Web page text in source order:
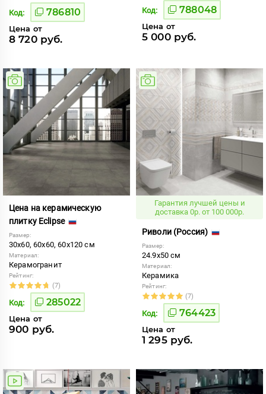
Код: 786810
Цена от
8 720 руб.
Код: 788048
Цена от
5 000 руб.
Цена на керамическую
плитку Eclipse
Размер:
30x60, 60x60, 60x120 см
Материал:
Керамогранит
Рейтинг:
(7)
Код: 285022
Цена от
900 руб.
Гарантия лучшей цены и
доставка 0р. от 100 000р.
Риволи (Россия)
Размер:
24.9x50 см
Материал:
Керамика
Рейтинг:
(7)
Код: 764423
Цена от
1 295 руб.